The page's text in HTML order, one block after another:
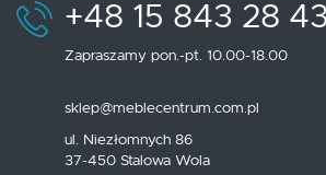
+48 15 843 28 43
Zapraszamy pon.-pt. 10.00-18.00
sklep@meblecentrum.com.pl
ul. Niezłomnych 86
37-450 Stalowa Wola